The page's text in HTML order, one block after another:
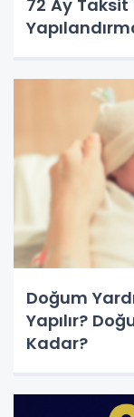
72 Ay Taksit
Doğum
Yapılır?
Kadar?